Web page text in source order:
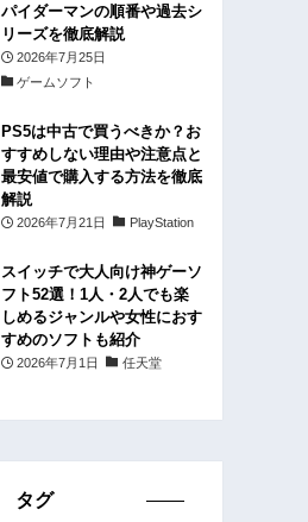
パイダーマンの順番や過去シ
リーズを徹底解説
2026年7月25日
ゲームソフト
PS5は中古で買うべきか？お
すすめしない理由や注意点と
最安値で購入する方法を徹底
解説
2026年7月21日 PlayStation
スイッチで大人向け神ゲーソ
フト52選！1人・2人でも楽
しめるジャンルや女性におす
すめのソフトも紹介
2026年7月1日 任天堂
タグ